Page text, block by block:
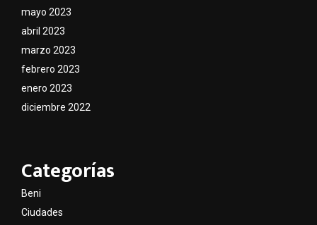
mayo 2023
abril 2023
marzo 2023
febrero 2023
enero 2023
diciembre 2022
Categorías
Beni
Ciudades